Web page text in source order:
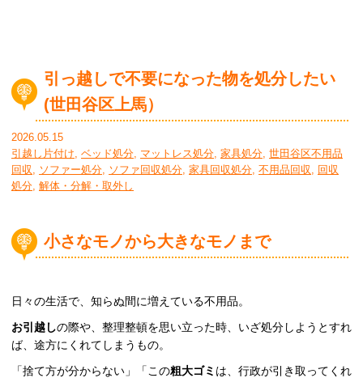
引っ越しで不要になった物を処分したい
(世田谷区上馬）
2026.05.15
引越し片付け ベッド処分 マットレス処分 家具処分 世田谷区不用品
回収
ソファー処分 ソファ回収処分 家具回収処分 不用品回収
回収
処分 解体・分解・取外し
小さなモノから大きなモノまで
日々の生活で、知らぬ間に増えている不用品。
お引越しの際や、整理整頓を思い立った時、いざ処分しようとすれ
ば、途方にくれてしまうもの。
「捨て方が分からない」「この粗大ゴミ は、行政が引き取ってくれ